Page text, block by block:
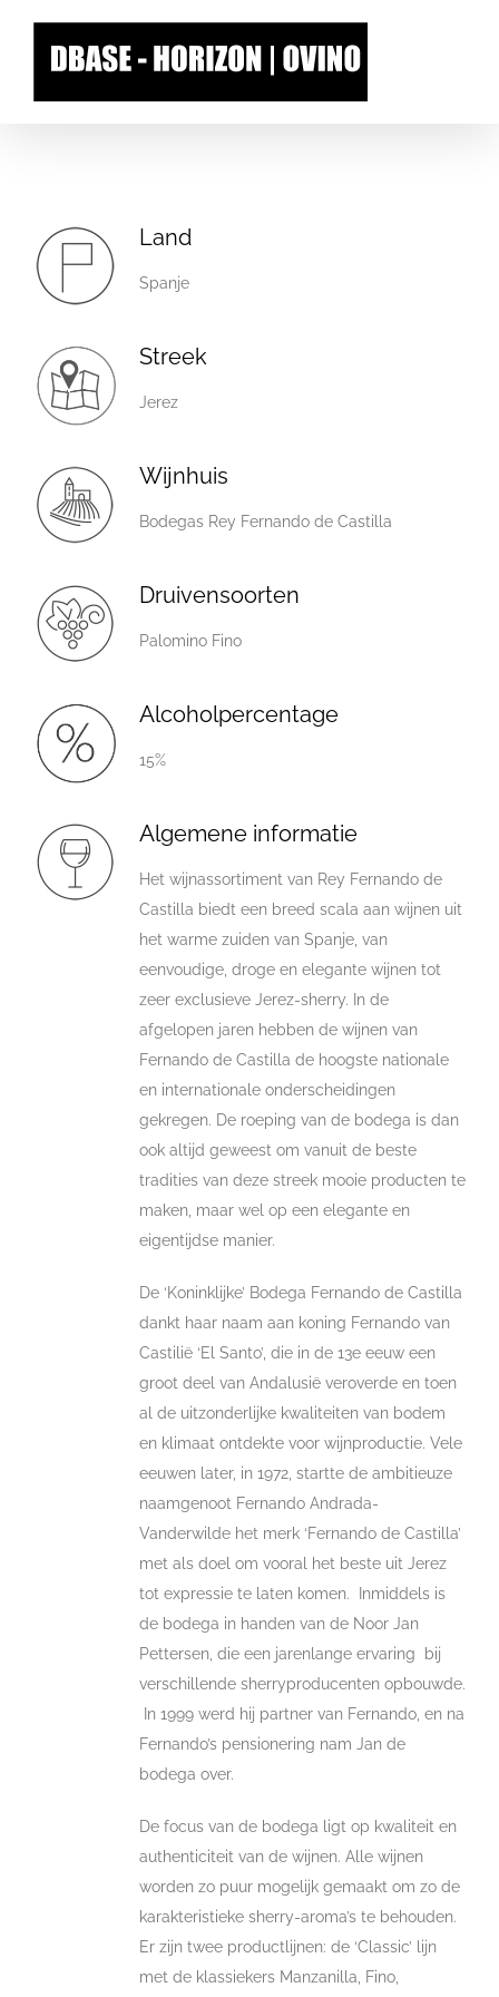
content
Land
Spanje
Streek
Jerez
Wijnhuis
Bodegas Rey Fernando de Castilla
Druivensoorten
Palomino Fino
Alcoholpercentage
15%
Algemene informatie
Het wijnassortiment van Rey Fernando de
Castilla biedt een breed scala aan wijnen uit
het warme zuiden van Spanje, van
eenvoudige, droge en elegante wijnen tot
zeer exclusieve Jerez-sherry. In de
afgelopen jaren hebben de wijnen van
Fernando de Castilla de hoogste nationale
en internationale onderscheidingen
gekregen. De roeping van de bodega is dan
ook altijd geweest om vanuit de beste
tradities van deze streek mooie producten te
maken, maar wel op een elegante en
eigentijdse manier.
De ‘Koninklijke’ Bodega Fernando de Castilla
dankt haar naam aan koning Fernando van
Castilië ‘El Santo’, die in de 13e eeuw een
groot deel van Andalusië veroverde en toen
al de uitzonderlijke kwaliteiten van bodem
en klimaat ontdekte voor wijnproductie. Vele
eeuwen later, in 1972, startte de ambitieuze
naamgenoot Fernando Andrada-
Vanderwilde het merk ‘Fernando de Castilla’
met als doel om vooral het beste uit Jerez
tot expressie te laten komen. Inmiddels is
de bodega in handen van de Noor Jan
Pettersen, die een jarenlange ervaring bij
verschillende sherryproducenten opbouwde.
In 1999 werd hij partner van Fernando, en na
Fernando’s pensionering nam Jan de
bodega over.
De focus van de bodega ligt op kwaliteit en
authenticiteit van de wijnen. Alle wijnen
worden zo puur mogelijk gemaakt om zo de
karakteristieke sherry-aroma’s te behouden.
Er zijn twee productlijnen: de ‘Classic’ lijn
met de klassiekers Manzanilla, Fino,